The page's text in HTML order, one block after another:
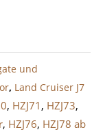
und
, Land Cruiser J7
, HZJ71 , HZJ73,
, HZJ76, HZJ78 ab